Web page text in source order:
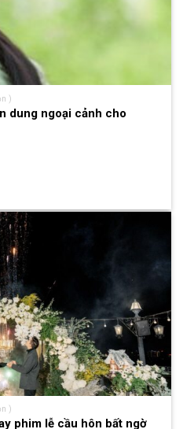
)
dung ngoại cảnh cho
)
phim lễ cầu hôn bất ngờ